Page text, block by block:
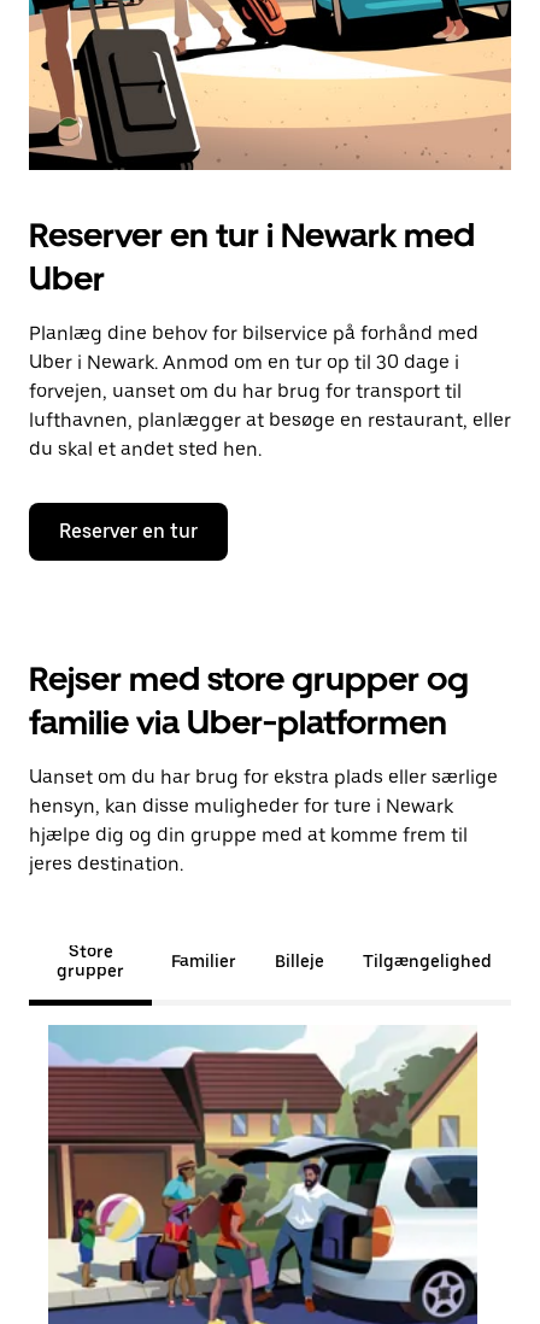
Reserver en tur i Newark med
Uber
Planlæg dine behov for bilservice på forhånd med
Uber i Newark. Anmod om en tur op til 30 dage i
forvejen, uanset om du har brug for transport til
lufthavnen, planlægger at besøge en restaurant, eller
du skal et andet sted hen.
Reserver en tur
Rejser med store grupper og
familie via Uber-platformen
Uanset om du har brug for ekstra plads eller særlige
hensyn, kan disse muligheder for ture i Newark
hjælpe dig og din gruppe med at komme frem til
jeres destination.
Store
grupper
Familier Billeje Tilgængelighed